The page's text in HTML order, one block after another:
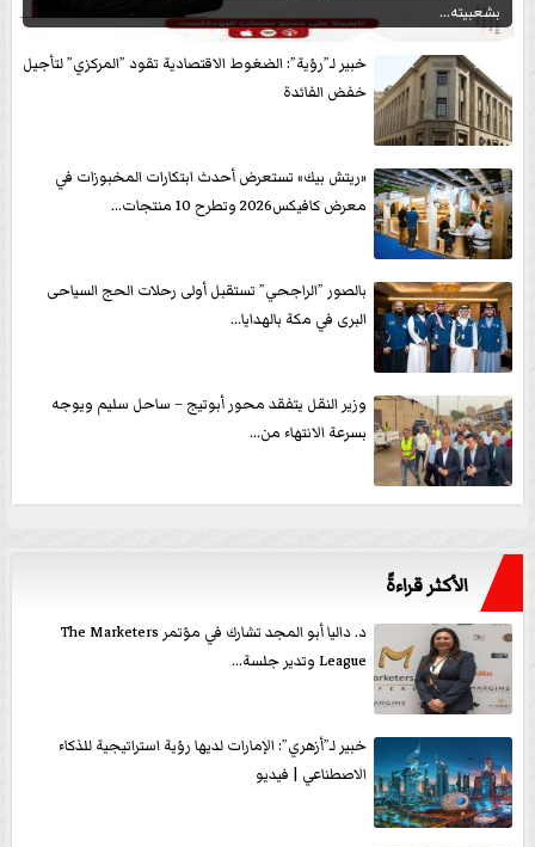
بشعبيته...
خبير لـ”رؤية”: الضغوط الاقتصادية تقود ”المركزي” لتأجيل
خفض الفائدة
«ريتش بيك» تستعرض أحدث ابتكارات المخبوزات في
معرض كافيكس2026 وتطرح 10 منتجات...
بالصور ”الراجحي” تستقبل أولى رحلات الحج السياحى
البرى في مكة بالهدايا...
وزير النقل يتفقد محور أبوتيج – ساحل سليم ويوجه
بسرعة الانتهاء من...
الأكثر قراءةً
د. داليا أبو المجد تشارك في مؤتمر The Marketers
League وتدير جلسة...
خبير لـ”أزهري”: الإمارات لديها رؤية استراتيجية للذكاء
الاصطناعي | فيديو